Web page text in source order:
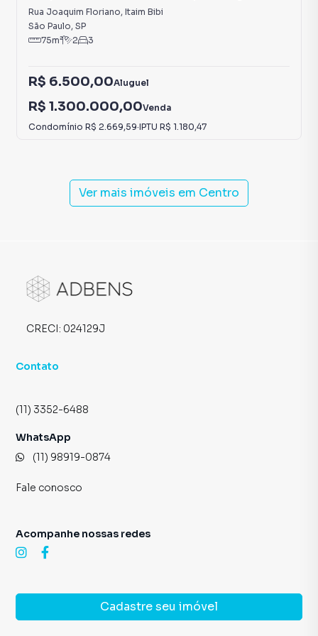
Itaim Bibi
Rua Joaquim Floriano, Itaim Bibi
São Paulo, SP
75m² 2 3
R$ 6.500,00Aluguel
R$ 1.300.000,00Venda
Condomínio R$ 2.669,59·IPTU R$ 1.180,47
Ver mais imóveis em Centro
CRECI: 024129J
Contato
(11) 3352-6488
WhatsApp
(11) 98919-0874
Fale conosco
Cadastre seu imóvel
Acompanhe nossas redes